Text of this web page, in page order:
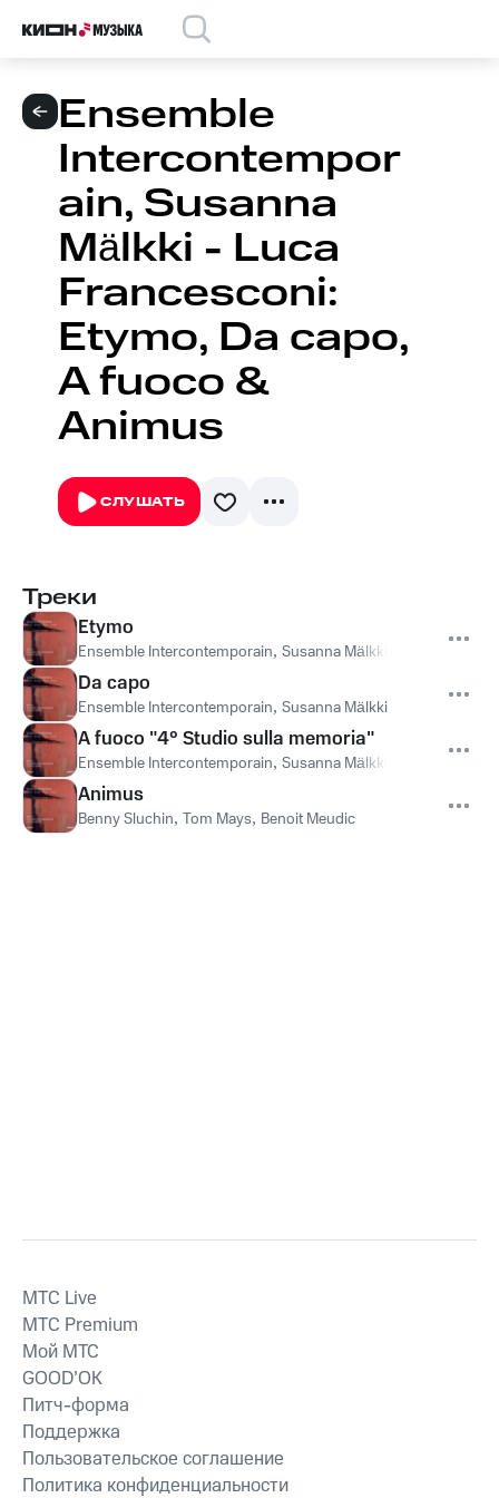
Ensemble
Intercontempor
ain, Susanna
Mälkki - Luca
Francesconi:
Etymo, Da capo,
A fuoco &
Animus
СЛУШАТЬ
Треки
Etymo
Ensemble Intercontemporain, Susanna Mälkki
Da capo
Ensemble Intercontemporain, Susanna Mälkki
A fuoco "4° Studio sulla memoria"
Ensemble Intercontemporain, Susanna Mälkki
Animus
Benny Sluchin, Tom Mays, Benoit Meudic
MTС Live
MTС Premium
Мой МТС
GOOD’OK
Питч-форма
Поддержка
Пользовательское соглашение
Политика конфиденциальности